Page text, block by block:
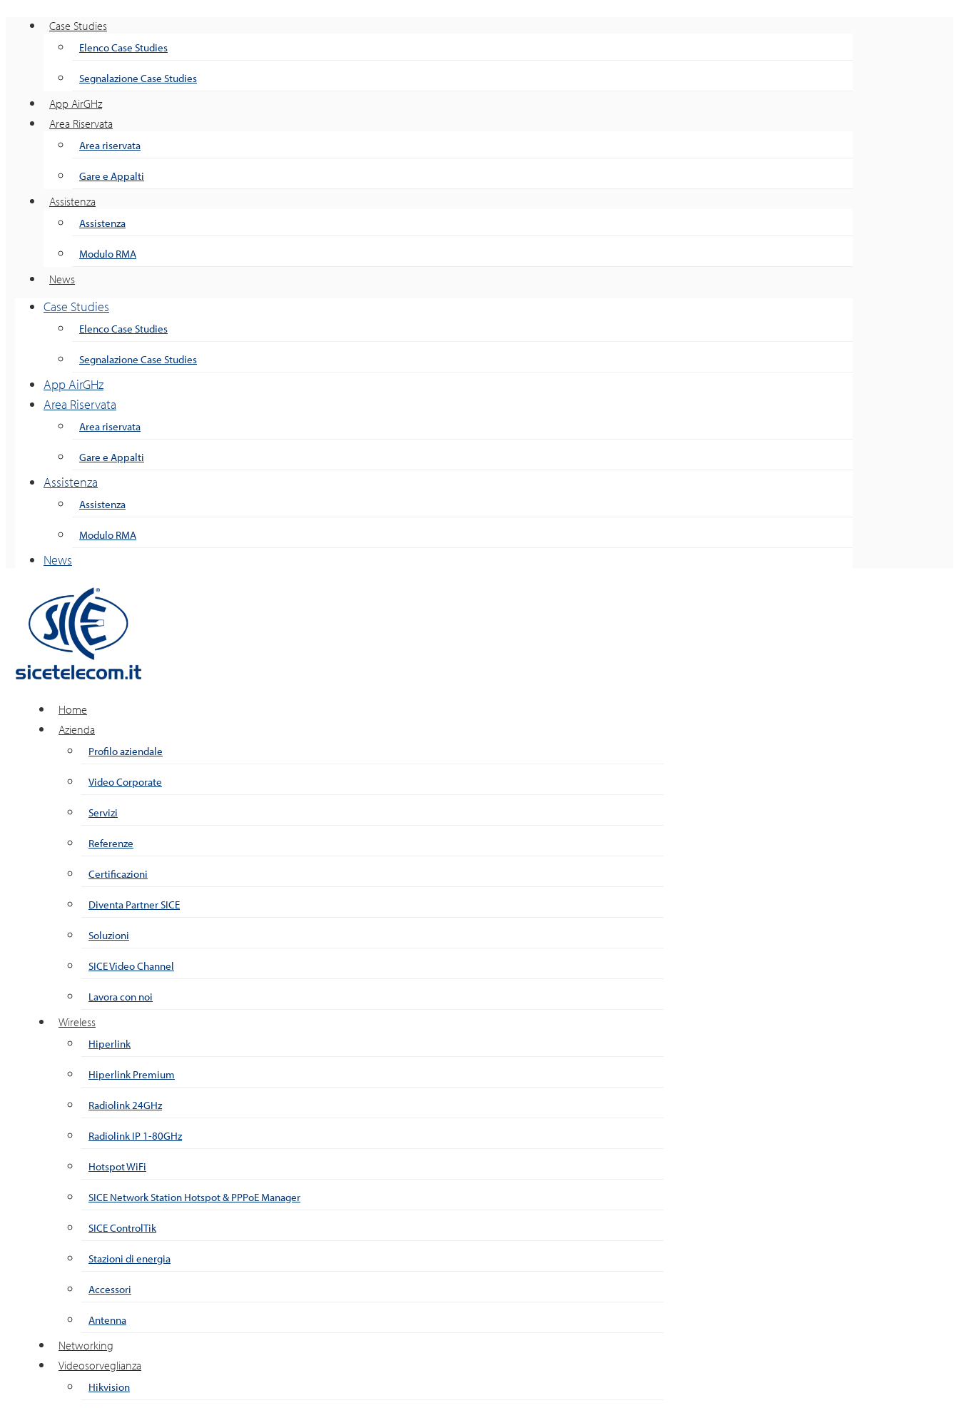
Case Studies
Elenco Case Studies
Segnalazione Case Studies
App AirGHz
Area Riservata
Area riservata
Gare e Appalti
Assistenza
Assistenza
Modulo RMA
News
Case Studies
Elenco Case Studies
Segnalazione Case Studies
App AirGHz
Area Riservata
Area riservata
Gare e Appalti
Assistenza
Assistenza
Modulo RMA
News
Home
Azienda
Profilo aziendale
Video Corporate
Servizi
Referenze
Certificazioni
Diventa Partner SICE
Soluzioni
SICE Video Channel
Lavora con noi
Wireless
Hiperlink
Hiperlink Premium
Radiolink 24GHz
Radiolink IP 1-80GHz
Hotspot WiFi
SICE Network Station Hotspot & PPPoE Manager
SICE ControlTik
Stazioni di energia
Accessori
Antenna
Networking
Videosorveglianza
Hikvision